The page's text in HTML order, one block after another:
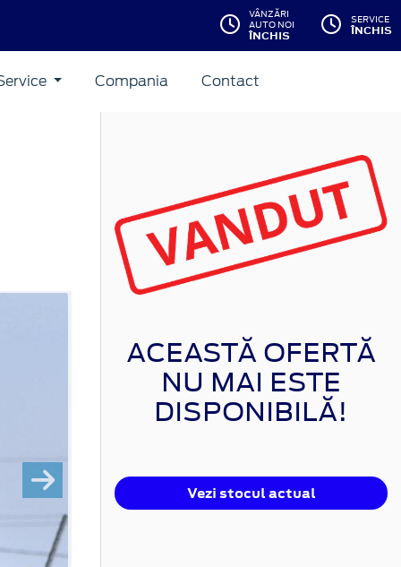
VÂNZĂRI
AUTO NOI
ÎNCHIS
SERVICE
ÎNCHIS
Compania Contact
ACEASTĂ OFERTĂ
NU MAI ESTE
DISPONIBILĂ!
Vezi stocul actual